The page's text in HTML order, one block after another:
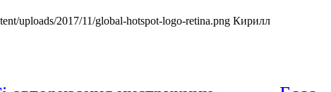
uploads/2017/11/global-hotspot-logo-retina.png Кирилл